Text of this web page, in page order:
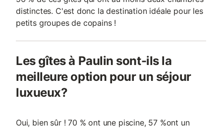
distinctes. C'est donc la destination idéale pour les
petits groupes de copains !
Les gîtes à Paulin sont-ils la
meilleure option pour un séjour
luxueux?
Oui, bien sûr ! 70 % ont une piscine, 57 %ont un